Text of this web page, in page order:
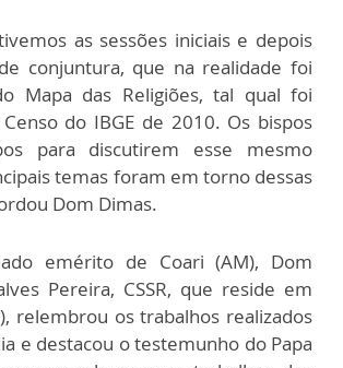
as sessões iniciais e depois
conjuntura, que na realidade foi
Mapa das Religiões, tal qual foi
do IBGE de 2010. Os bispos
para discutirem esse mesmo
temas foram em torno dessas
Dom Dimas.
emérito de Coari (AM), Dom
Pereira, CSSR, que reside em
relembrou os trabalhos realizados
e destacou o testemunho do Papa